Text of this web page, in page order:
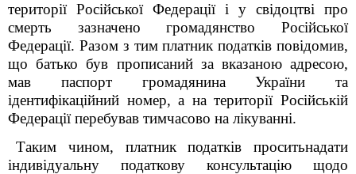
території Російської Федерації і у свідоцтві про
смерть зазначено громадянство Російської
Федерації. Разом з тим платник податків повідомив,
що батько був прописаний за вказаною адресою,
мав паспорт громадянина України та
ідентифікаційний номер, а на території Російській
Федерації перебував тимчасово на лікуванні.
Таким чином, платник податків проситьнадати
індивідуальну податкову консультацію щодо